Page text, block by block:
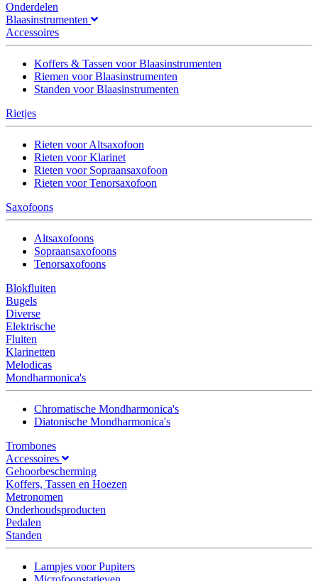
Onderdelen
Blaasinstrumenten
Accessoires
Koffers & Tassen voor Blaasinstrumenten
Riemen voor Blaasinstrumenten
Standen voor Blaasinstrumenten
Rietjes
Rieten voor Altsaxofoon
Rieten voor Klarinet
Rieten voor Sopraansaxofoon
Rieten voor Tenorsaxofoon
Saxofoons
Altsaxofoons
Sopraansaxofoons
Tenorsaxofoons
Blokfluiten
Bugels
Diverse
Elektrische
Fluiten
Klarinetten
Melodicas
Mondharmonica's
Chromatische Mondharmonica's
Diatonische Mondharmonica's
Trombones
Accessoires
Gehoorbescherming
Koffers, Tassen en Hoezen
Metronomen
Onderhoudsproducten
Pedalen
Standen
Lampjes voor Pupiters